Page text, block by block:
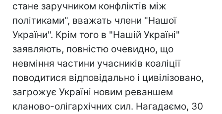
стане заручником конфліктів між
політиками", вважать члени "Нашої
України". Крім того в "Нашій Україні"
заявляють, повністю очевидно, що
невміння частини учасників коаліції
поводитися відповідально і цивілізовано,
загрожує Україні новим реваншем
кланово-олігархічних сил. Нагадаємо, 30